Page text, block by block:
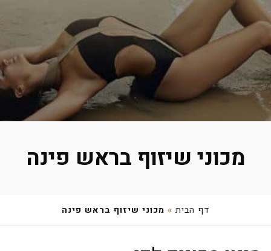
מכוני שיזוף בראש פינה
דף הבית » מכוני שיזוף בראש פינה